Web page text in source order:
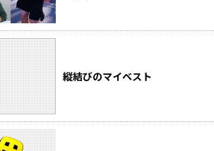
縦結びのマイベスト